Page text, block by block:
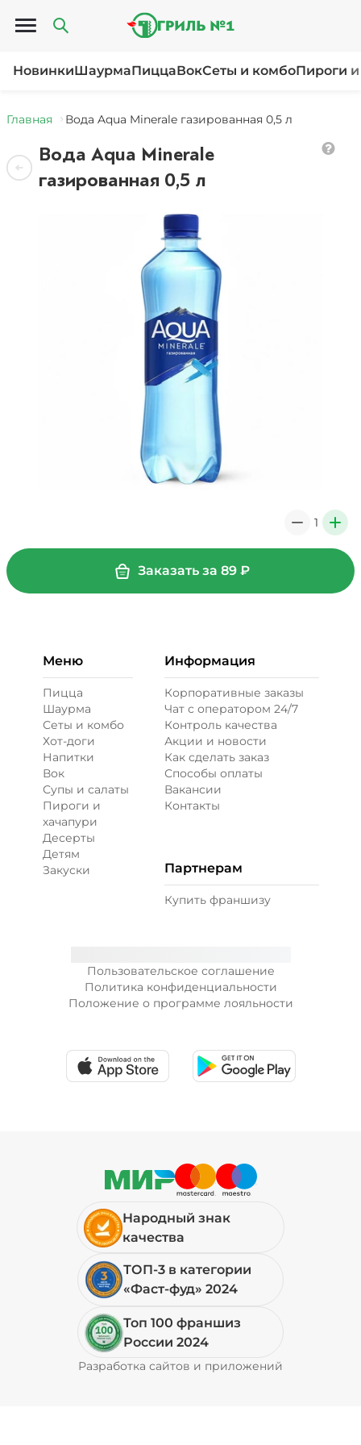
Открыть меню
НовинкиШаурмаПиццаВокСеты и комбоПироги
Главная Вода Aqua Minerale газированная 0,5 л
Вода Aqua Minerale
газированная 0,5 л
1 +
Заказать за 89 ₽
Пользовательское соглашение
Политика конфиденциальности
Положение о программе лояльности
Меню
Пицца
Шаурма
Сеты и комбо
Хот-доги
Напитки
Вок
Супы и салаты
Пироги и
хачапури
Десерты
Детям
Закуски
Информация
Корпоративные заказы
Чат с оператором 24/7
Контроль качества
Акции и новости
Как сделать заказ
Способы оплаты
Вакансии
Контакты
Партнерам
Купить франшизу
Народный знак
качества
ТОП-3 в категории
«Фаст-фуд» 2024
Топ 100 франшиз
России 2024
Разработка сайтов и приложений
Pyrobyte